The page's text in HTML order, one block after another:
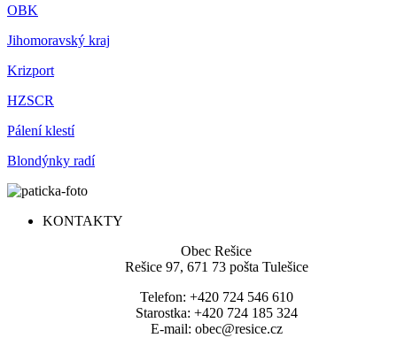
OBK
Jihomoravský kraj
Krizport
HZSCR
Pálení klestí
Blondýnky radí
KONTAKTY
Obec Rešice
Rešice 97, 671 73 pošta Tulešice
Telefon: +420 724 546 610
Starostka: +420 724 185 324
E-mail: obec@resice.cz